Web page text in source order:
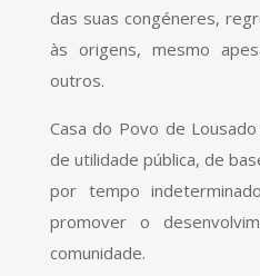
das suas congéneres,
às origens, mesmo
outros.
Casa do Povo de
de utilidade pública, de
por tempo
promover o
comunidade.